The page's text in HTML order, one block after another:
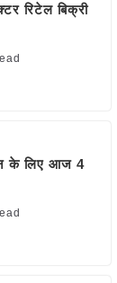
रिटेल बिक्री
के लिए आज 4